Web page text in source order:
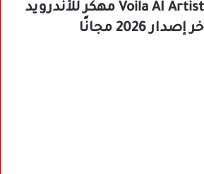
تحميل تطبيق Voila AI Artist مهكر للأندرويد